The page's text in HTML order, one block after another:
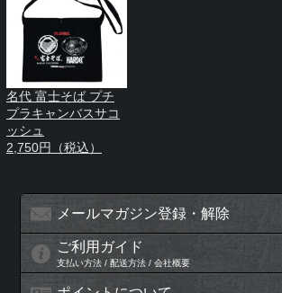
名代 富士そば プチ
プラキャンバスサコ
ッシュ
2,750円（税込）
メールマガジン登録・解除
ご利用ガイド
支払い方法 / 配送方法 / 会社概要